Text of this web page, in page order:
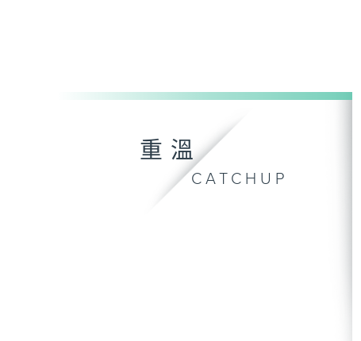
重溫
CATCHUP